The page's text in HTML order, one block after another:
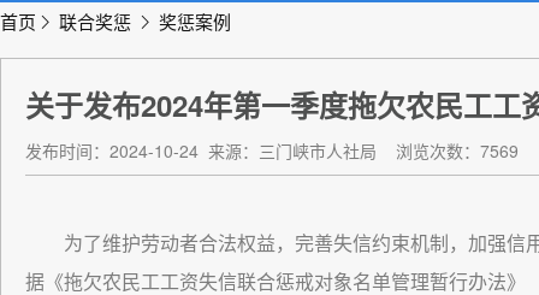
首页 联合奖惩 奖惩案例
关于发布2024年第一季度拖欠农民工
发布时间：2024-10-24 来源：三门峡市人社局 浏览次数：7569
为了维护劳动者合法权益，完善失信约束机制，加强
据《拖欠农民工工资失信联合惩戒对象名单管理暂行办法